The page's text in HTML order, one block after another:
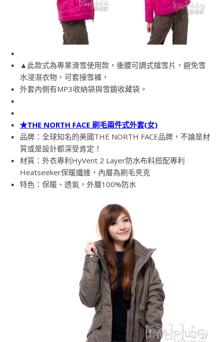
▲此款式為專業滑雪使用款，後腰可調式擋雪片，避免雪
水浸濕衣物，可套接雪褲，
外套內側有MP3收納袋與雪鏡收藏袋。
★THE NORTH FACE 刷毛兩件式外套(女)
品牌：全球知名的美國THE NORTH FACE品牌，不論是材
質或是設計都深受肯定！
材質：外衣專利HyVent 2 Layer防水布料搭配專利
Heatseeker保暖纖維，內層為刷毛夾克
特色：保暖、透氣，外層100%防水